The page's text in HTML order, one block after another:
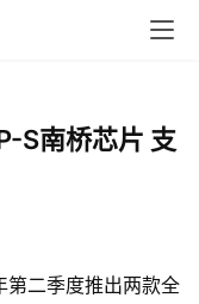
S南桥芯片 支
二季度推出两款全